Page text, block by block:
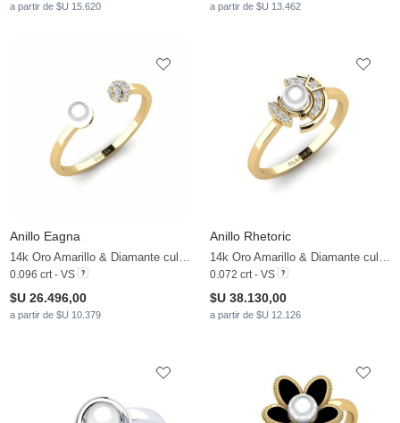
a partir de $U 15.620 a partir de $U 13.462
Anillo Eagna
14k Oro Amarillo & Diamante cultivado en laboratorio & Perla blanca
0.096 crt - VS
$U 26.496,00
a partir de $U 10.379
Anillo Rhetoric
14k Oro Amarillo & Diamante cultivado en laboratorio & Perla blanca
0.072 crt - VS
$U 38.130,00
a partir de $U 12.126